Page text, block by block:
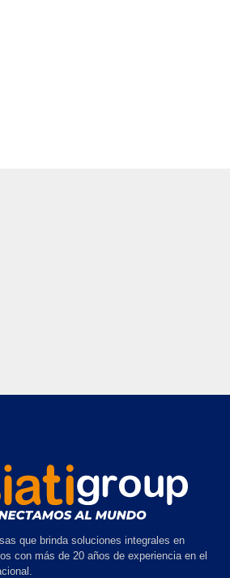
que brinda soluciones integrales en
con más de 20 años de experiencia en el